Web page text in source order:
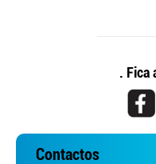
. Fica
Contactos